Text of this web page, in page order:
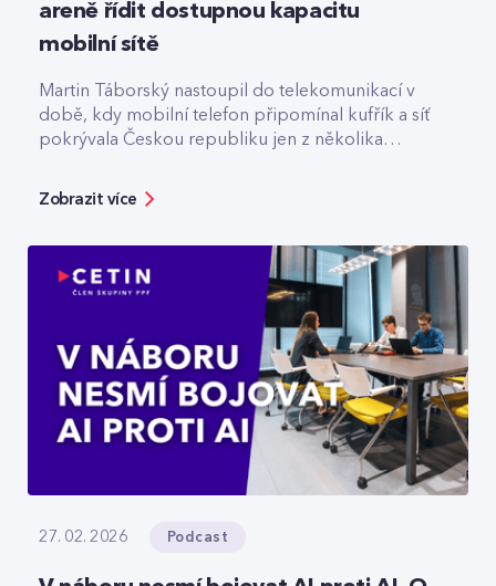
areně řídit dostupnou kapacitu
mobilní sítě
Martin Táborský nastoupil do telekomunikací v
době, kdy mobilní telefon připomínal kufřík a síť
pokrývala Českou republiku jen z několika
za špičkovou kvalitu a optimalizaci rádiové sítě. V
prázdné O2 areně nebo komu už dnes
spolehlivě slouží privátní 5G sítě.
Zobrazit více
27. 02. 2026 Podcast